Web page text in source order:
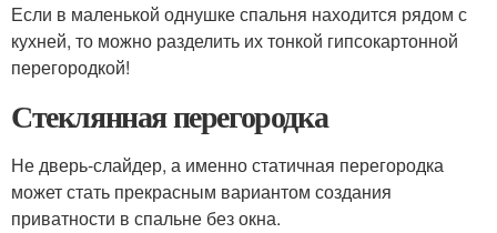
Если в маленькой однушке спальня находится рядом с
кухней, то можно разделить их тонкой гипсокартонной
перегородкой!
Стеклянная перегородка
Не дверь-слайдер, а именно статичная перегородка
может стать прекрасным вариантом создания
приватности в спальне без окна.